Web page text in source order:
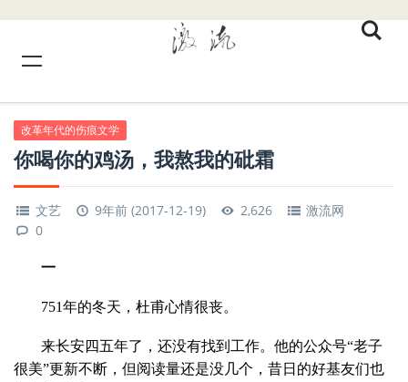
改革年代的伤痕文学
你喝你的鸡汤，我熬我的砒霜
文艺 9年前 (2017-12-19) 2,626
激流网
0
一
751年的冬天，杜甫心情很丧。
来长安四五年了，还没有找到工作。他的公众号“老子
很美”更新不断，但阅读量还是没几个，昔日的好基友们也